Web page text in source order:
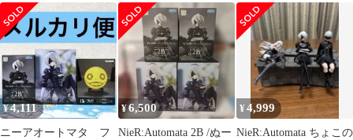
ア 2B.9Sセット
ミール 2点セット
¥4,111
ニーアオートマタ フ
¥6,500
NieR:Automata 2B /ぬー
¥4,999
NieR:Automata ちょこの